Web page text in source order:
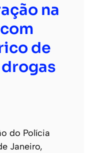
na
de
do Polícia
Janeiro,